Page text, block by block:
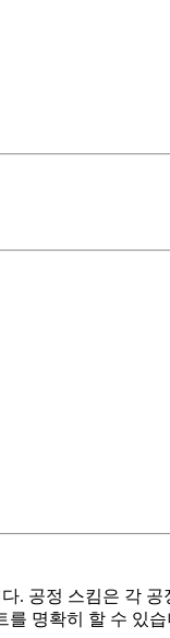
. 공정 스킴은 각
명확히 할 수 있